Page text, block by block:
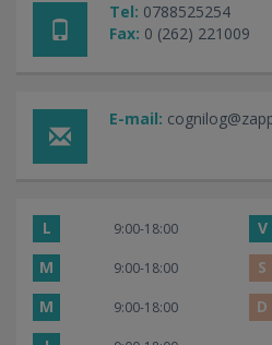
Tel: 0788525254
Fax: 0 (262) 221009
E-mail:
L 9:00-18:00 V
M 9:00-18:00 S
M 9:00-18:00 D